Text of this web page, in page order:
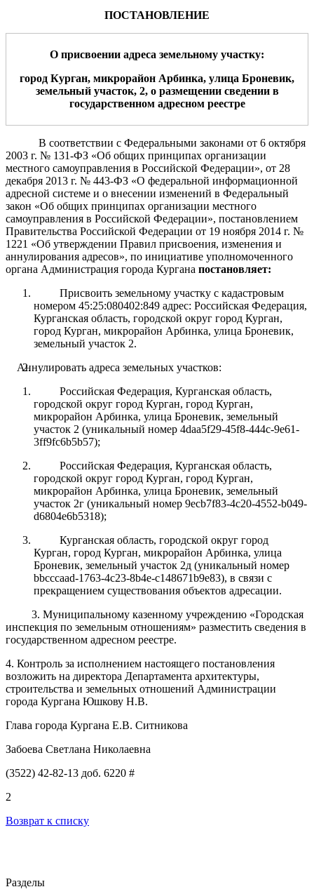
ПОСТАНОВЛЕНИЕ
О присвоении адреса земельному участку:
город Курган, микрорайон Арбинка, улица Броневик,
земельный участок, 2, о размещениисведениив
государственном адресном реестре
В соответствии с Федеральными законами от 6 октября
2003 г. № 131-ФЗ «Об общих принципах организации
местного самоуправления в Российской Федерации», от 28
декабря 2013 г. № 443-ФЗ «О федеральной информационной
адресной системе и о внесении изменений в Федеральный
закон «Об общих принципах организации местного
самоуправления в Российской Федерации», постановлением
Правительства Российской Федерации от 19 ноября 2014 г. №
1221 «Об утверждении Правил присвоения, изменения и
аннулирования адресов», по инициативе уполномоченного
органа Администрация города Кургана постановляет:
Присвоить земельному участку с кадастровым
номером 45:25:080402:849 адрес: Российская Федерация,
Курганская область, городской округ город Курган,
город Курган, микрорайон Арбинка, улица Броневик,
земельный участок 2.
Аннулировать адреса земельных участков:
Российская Федерация,Курганская область,
городской округ город Курган, город Курган,
микрорайон Арбинка, улица Броневик, земельный
участок 2 (уникальный номер 4daa5f29-45f8-444c-9e61-
3ff9fc6b5b57);
Российская Федерация,Курганская область,
городской округ город Курган, город Курган,
микрорайон Арбинка, улица Броневик, земельный
участок 2г (уникальный номер 9ecb7f83-4c20-4552-b049-
d6804e6b5318);
Курганская область, городской округ город
Курган, город Курган, микрорайон Арбинка, улица
Броневик, земельный участок 2д (уникальный номер
bbcccaad-1763-4c23-8b4e-c148671b9e83), в связи с
прекращением существования объектов адресации.
3. Муниципальному казенному учреждению «Городская
инспекция по земельным отношениям» разместить сведения в
государственном адресном реестре.
4. Контроль за исполнением настоящего постановления
возложить на директора Департамента архитектуры,
строительства и земельных отношений Администрации
города Кургана Юшкову Н.В.
Глава города Кургана Е.В. Ситникова
Забоева Светлана Николаевна
(3522) 42-82-13 доб. 6220 #
2
Возврат к списку
Разделы